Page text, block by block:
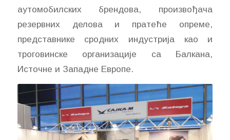
аутомобилских брендова, произвођача
резервних делова и пратеће опреме,
представнике сродних индустрија као и
троговинске организације са Балкана,
Источне и Западне Европе.